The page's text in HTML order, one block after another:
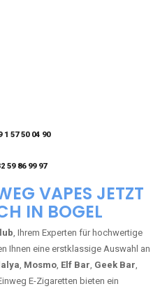
57 50 04 90
59 86 99 97
VAPES JETZT
IN BOGEL
, Ihrem Experten für hochwertige
Ihnen eine erstklassige Auswahl an
, Mosmo, Elf Bar, Geek Bar,
E-Zigaretten bieten ein